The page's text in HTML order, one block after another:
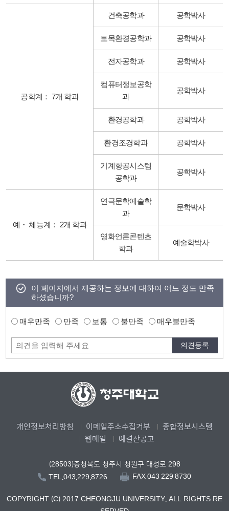
공학계： 7개 학과
건축공학과 공학박사
토목환경공학과 공학박사
전자공학과 공학박사
컴퓨터정보공학
과
공학박사
환경공학과 공학박사
환경조경학과 공학박사
기계항공시스템
공학과
공학박사
예・ 체능계： 2개 학과
연극문학예술학
과
문학박사
영화언론콘텐츠
학과
예술학박사
이 페이지에서 제공하는 정보에 대하여 어느 정도 만족
하셨습니까?
매우만족 만족 보통 불만족 매우불만족
개인정보처리방침 이메일주소수집거부
종합정보시스템
웹메일
예결산공고
(28503)충청북도 청주시 청원구 대성로 298
TEL.043.229.8726
FAX.043.229.8730
COPYRIGHT (C) 2017 CHEONGJU UNIVERSITY. ALL RIGHTS RE